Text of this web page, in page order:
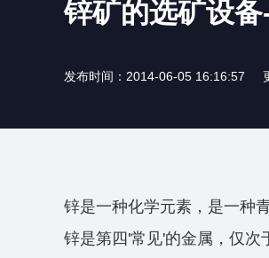
锌矿的选矿设
发布时间：2014-06-05 16:16:57
锌是一种化学元素，是一种
锌是第四'常见'的金属，仅次